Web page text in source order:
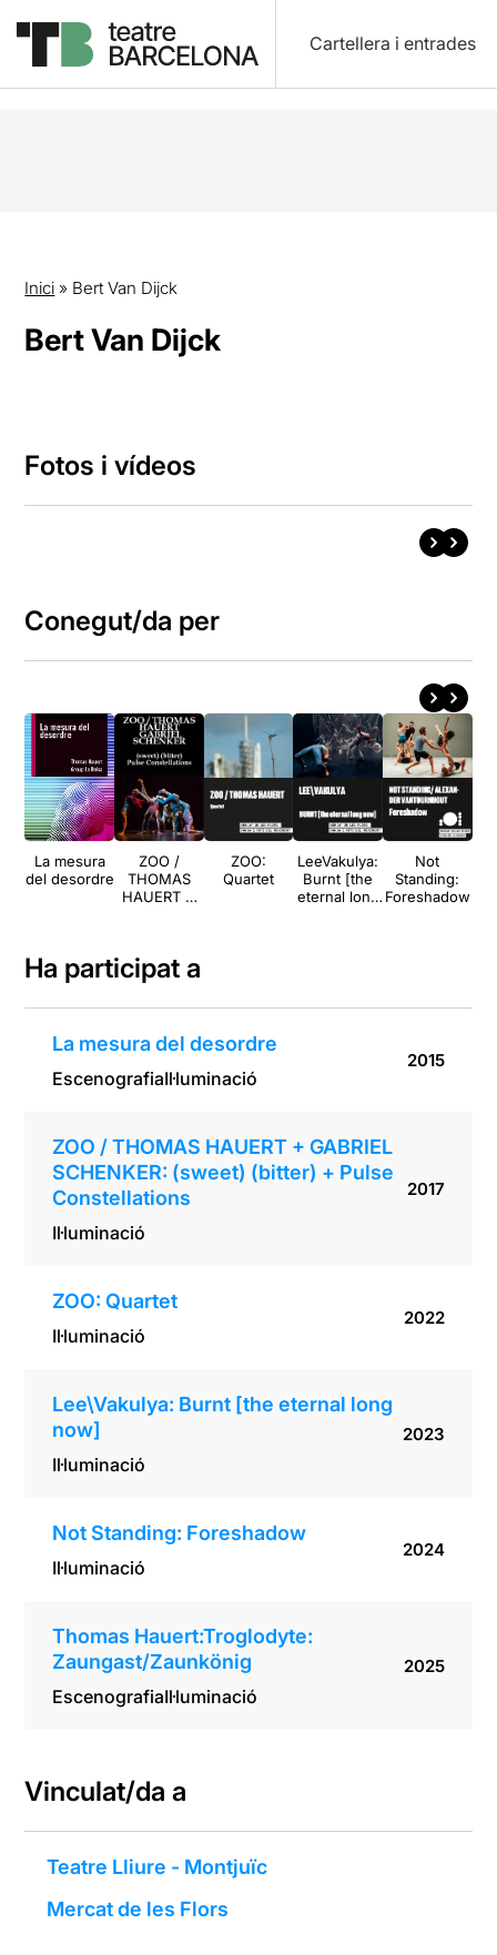
Cartellera i entrades
Inici » Bert Van Dijck
Bert Van Dijck
Fotos i vídeos
Conegut/da per
La mesura
del desordre
ZOO /
THOMAS
HAUERT +
(bitter) +
Pulse
Constellatio
ZOO:
Quartet
LeeVakulya:
Burnt [the
eternal long
Not
Standing:
Foreshadow
Ha participat a
La mesura del desordre
EscenografiaIl·luminació
2015
ZOO / THOMAS HAUERT + GABRIEL
SCHENKER: (sweet) (bitter) + Pulse
Constellations
Il·luminació
2017
ZOO: Quartet
Il·luminació
2022
Lee\Vakulya: Burnt [the eternal long
now]
Il·luminació
2023
Not Standing: Foreshadow
Il·luminació
2024
Thomas Hauert:Troglodyte:
Zaungast/Zaunkönig
EscenografiaIl·luminació
2025
Vinculat/da a
Teatre Lliure - Montjuïc
Mercat de les Flors